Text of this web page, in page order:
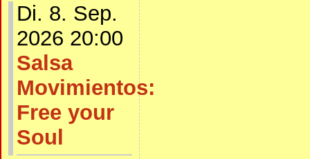
Di. 8. Sep.
2026 20:00
Salsa
Movimientos:
Free your
Soul